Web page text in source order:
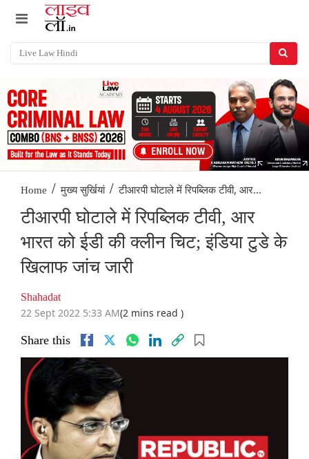
Home / मुख्य सुर्खियां / टीआरपी घोटाले में रिपब्लिक टीवी, आर...
टीआरपी घोटाले में रिपब्लिक टीवी, आर
भारत को ईडी की क्लीन चिट; इंडिया टुडे के
खिलाफ जांच जारी
Shahadat
22 Sept 2022 5:33 AM(2 mins read )
Share this